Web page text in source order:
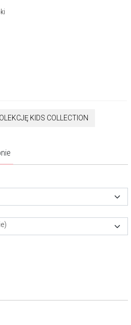
KIDS COLLECTION